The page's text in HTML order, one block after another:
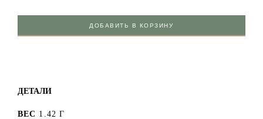
ДОБАВИТЬ В КОРЗИНУ
ДЕТАЛИ
ВЕС 1.42 Г